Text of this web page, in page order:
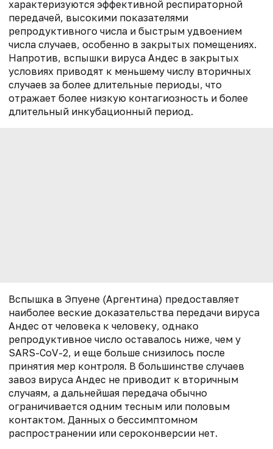
характеризуются эффективной респираторной
передачей, высокими показателями
репродуктивного числа и быстрым удвоением
числа случаев, особенно в закрытых помещениях.
Напротив, вспышки вируса Андес в закрытых
условиях приводят к меньшему числу вторичных
случаев за более длительные периоды, что
отражает более низкую контагиозность и более
длительный инкубационный период.
Вспышка в Эпуене (Аргентина) предоставляет
наиболее веские доказательства передачи вируса
Андес от человека к человеку, однако
репродуктивное число оставалось ниже, чем у
SARS-CoV-2, и еще больше снизилось после
принятия мер контроля. В большинстве случаев
завоз вируса Андес не приводит к вторичным
случаям, а дальнейшая передача обычно
ограничивается одним тесным или половым
контактом. Данных о бессимптомном
распространении или сероконверсии нет.